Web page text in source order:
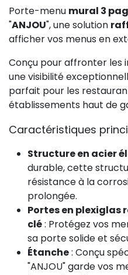
Porte-menu mural 3
"ANJOU", une solution
afficher vos menus en
Conçu pour affronter
une visibilité
parfait pour les
établissements haut de
Caractéristiques
Structure en acier
durable, cette
résistance à la
prolongée.
Portes en plexiglas
clé: Protégez vos
sa porte solide et
Étanche: Conçu
"ANJOU" garde vos